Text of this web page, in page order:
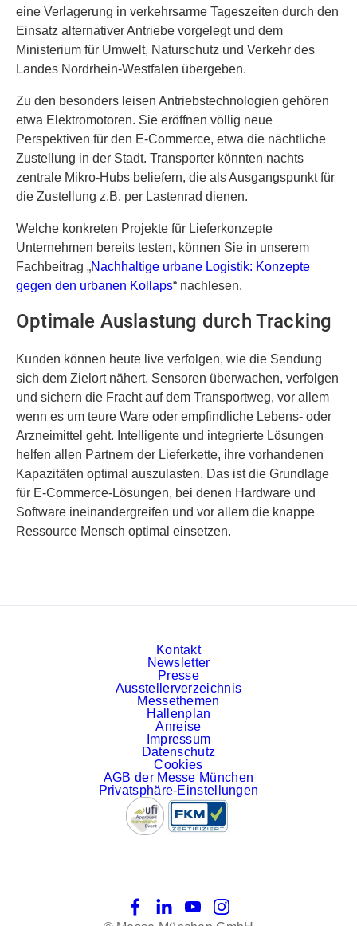
eine Verlagerung in verkehrsarme Tageszeiten durch den
Einsatz alternativer Antriebe vorgelegt und dem
Ministerium für Umwelt, Naturschutz und Verkehr des
Landes Nordrhein-Westfalen übergeben.
Zu den besonders leisen Antriebstechnologien gehören
etwa Elektromotoren. Sie eröffnen völlig neue
Perspektiven für den E-Commerce, etwa die nächtliche
Zustellung in der Stadt. Transporter könnten nachts
zentrale Mikro-Hubs beliefern, die als Ausgangspunkt für
die Zustellung z.B. per Lastenrad dienen.
Welche konkreten Projekte für Lieferkonzepte
Unternehmen bereits testen, können Sie in unserem
Fachbeitrag „Nachhaltige urbane Logistik: Konzepte
gegen den urbanen Kollaps“ nachlesen.
Optimale Auslastung durch Tracking
Kunden können heute live verfolgen, wie die Sendung
sich dem Zielort nähert. Sensoren überwachen, verfolgen
und sichern die Fracht auf dem Transportweg, vor allem
wenn es um teure Ware oder empfindliche Lebens- oder
Arzneimittel geht. Intelligente und integrierte Lösungen
helfen allen Partnern der Lieferkette, ihre vorhandenen
Kapazitäten optimal auszulasten. Das ist die Grundlage
für E-Commerce-Lösungen, bei denen Hardware und
Software ineinandergreifen und vor allem die knappe
Ressource Mensch optimal einsetzen.
Kontakt
Newsletter
Presse
Ausstellerverzeichnis
Messethemen
Hallenplan
Anreise
Impressum
Datenschutz
Cookies
AGB der Messe München
Privatsphäre-Einstellungen
FacebookLinkedInYouTubeInstagram